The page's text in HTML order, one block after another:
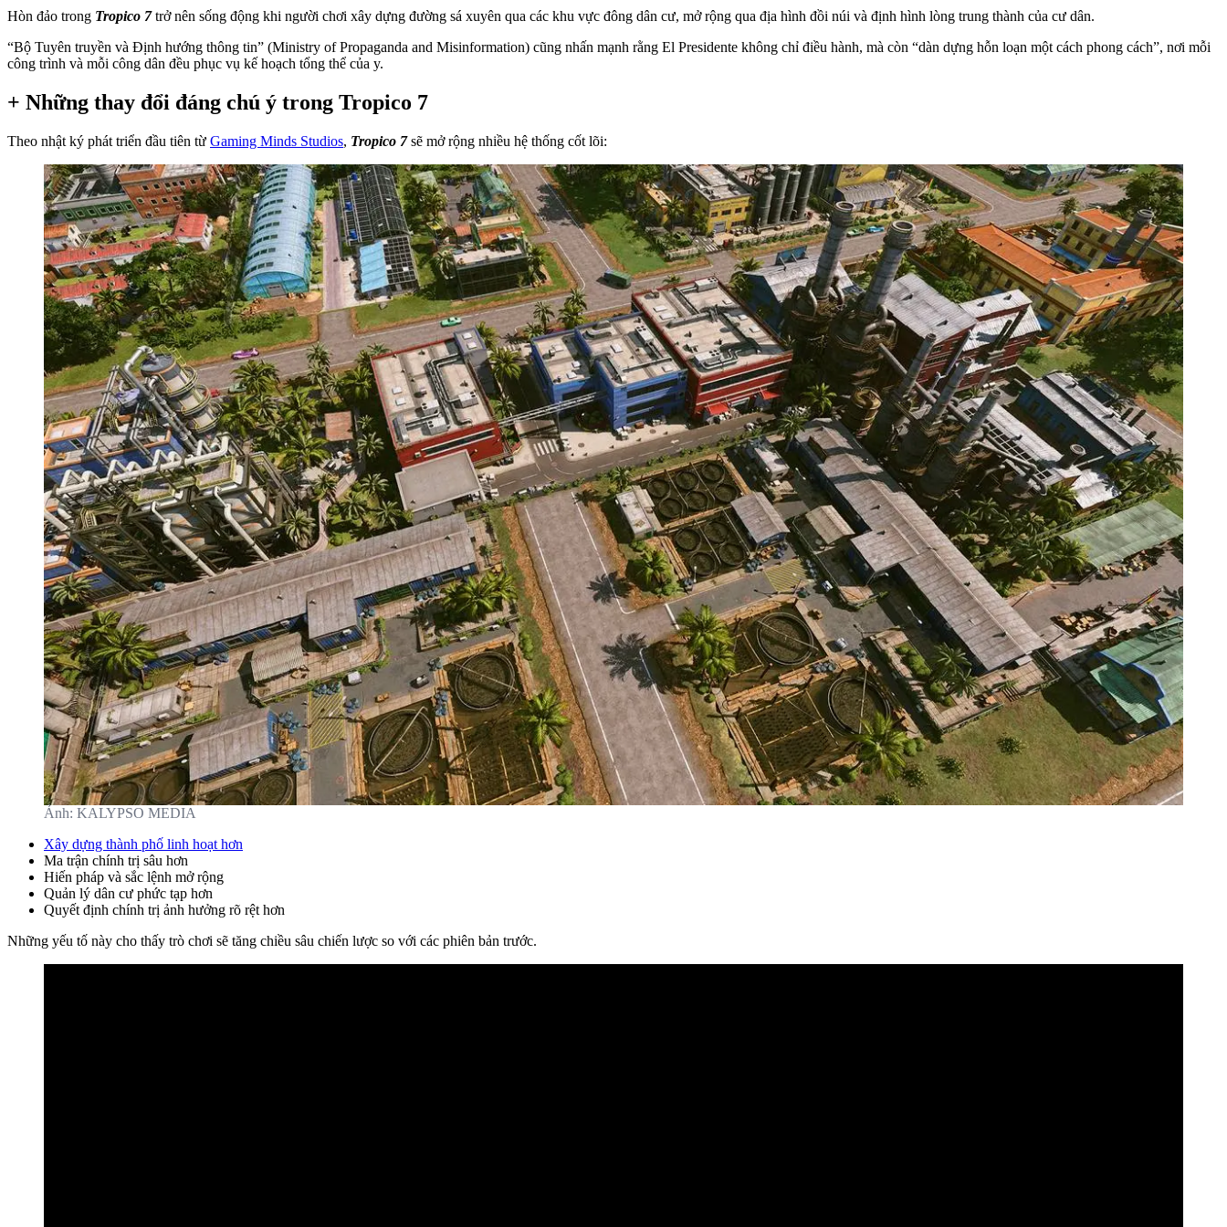
Hòn đảo trong Tropico 7trở nên sống động khi người chơi xây dựng đường sá xuyên qua các khu vực đông dân cư, mở rộng qua địa hình đồi núi và định hình lòng trung thành của cư dân.
“Bộ Tuyên truyền và Định hướng thông tin” (Ministry of Propaganda and Misinformation) cũng nhấn mạnh rằng El Presidente không chỉ điều hành, mà còn “dàn dựng hỗn loạn một cách phong cách”, nơi mỗi
công trình và mỗi công dân đều phục vụ kế hoạch tổng thể của y.
+ Những thay đổi đáng chú ý trong Tropico 7
Theo nhật ký phát triển đầu tiên từ Gaming Minds Studios, Tropico 7sẽ mở rộng nhiều hệ thống cốt lõi:
Ảnh: KALYPSO MEDIA
Xây dựng thành phố linh hoạt hơn
Ma trận chính trị sâu hơn
Hiến pháp và sắc lệnh mở rộng
Quản lý dân cư phức tạp hơn
Quyết định chính trị ảnh hưởng rõ rệt hơn
Những yếu tố này cho thấy trò chơi sẽ tăng chiều sâu chiến lược so với các phiên bản trước.